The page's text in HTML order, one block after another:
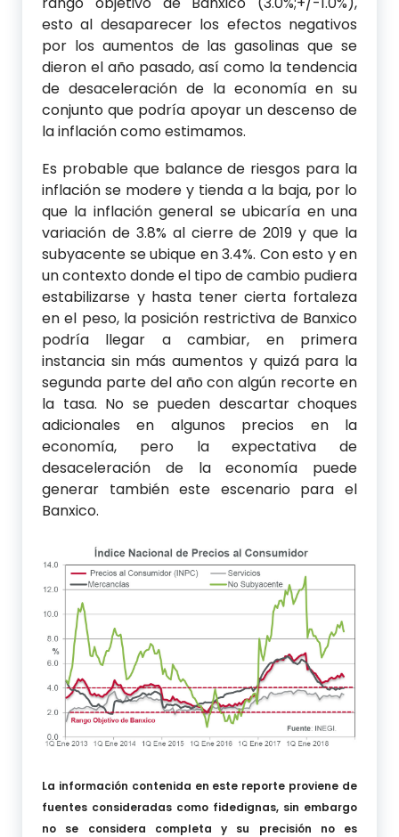
esto al desaparecer los efectos negativos
por los aumentos de las gasolinas que se
dieron el año pasado, así como la tendencia
de desaceleración de la economía en su
conjunto que podría apoyar un descenso de
la inflación como estimamos.
Es probable que balance de riesgos para la
inflación se modere y tienda a la baja, por lo
que la inflación general se ubicaría en una
variación de 3.8% al cierre de 2019 y que la
subyacente se ubique en 3.4%. Con esto y en
un contexto donde el tipo de cambio pudiera
estabilizarse y hasta tener cierta fortaleza
en el peso, la posición restrictiva de Banxico
podría llegar a cambiar, en primera
instancia sin más aumentos y quizá para la
segunda parte del año con algún recorte en
la tasa. No se pueden descartar choques
adicionales en algunos precios en la
economía, pero la expectativa de
desaceleración de la economía puede
generar también este escenario para el
Banxico.
La información contenida en este reporte proviene de
fuentes consideradas como fidedignas, sin embargo
no se considera completa y su precisión no es